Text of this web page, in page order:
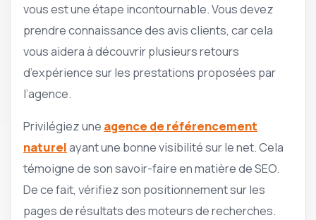
vous est une étape incontournable. Vous devez
prendre connaissance des avis clients, car cela
vous aidera à découvrir plusieurs retours
d’expérience sur les prestations proposées par
l’agence.
Privilégiez une agence de référencement
naturelayant une bonne visibilité sur le net. Cela
témoigne de son savoir-faire en matière de SEO.
De ce fait, vérifiez son positionnement sur les
pages de résultats des moteurs de recherches.